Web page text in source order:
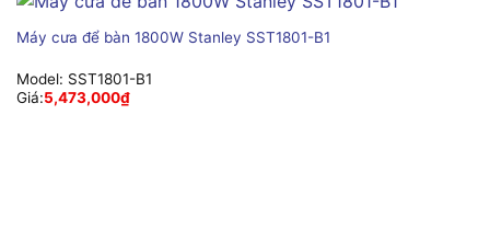
Máy cưa để bàn 1800W Stanley SST1801-B1
Model: SST1801-B1
Giá:5,473,000₫